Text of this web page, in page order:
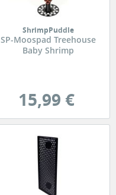
ShrimpPuddle
SP-Moospad Treehouse
Baby Shrimp
15,99 €